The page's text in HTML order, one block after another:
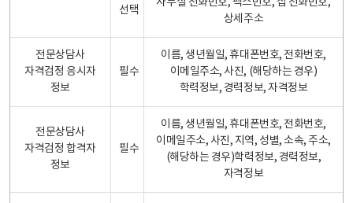
선택
사무실 전화번호, 팩스번호, 집 전화번호,
상세주소
전문상담사
자격검정 응시자
정보
필수
이름, 생년월일, 휴대폰번호, 전화번호,
이메일주소, 사진, (해당하는 경우)
학력정보, 경력정보, 자격정보
전문상담사
자격검정 합격자
정보
필수
이름, 생년월일, 휴대폰번호, 전화번호,
이메일주소, 사진, 지역, 성별, 소속, 주소,
(해당하는 경우)학력정보, 경력정보,
자격정보